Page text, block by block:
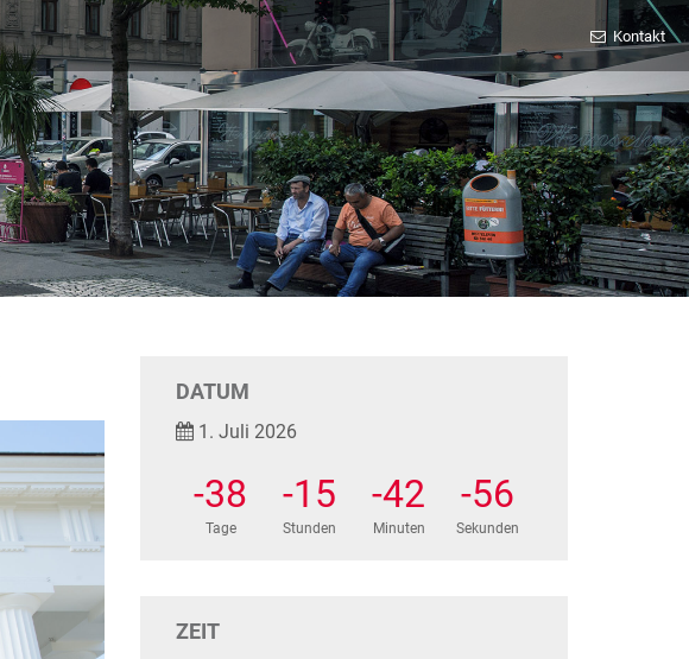
Kontakt
DATUM
1. Juli 2026
-38
Tage
-15
Stunden
-42
Minuten
-57
Sekunden
ZEIT